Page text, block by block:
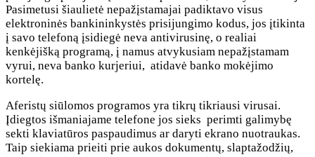
Pasimetusi šiaulietė nepažįstamajai padiktavo visus
elektroninės bankininkystės prisijungimo kodus, jos įtikinta
į savo telefoną įsidiegė neva antivirusinę, o realiai
kenkėjišką programą, į namus atvykusiam nepažįstamam
vyrui, neva banko kurjeriui, atidavė banko mokėjimo
kortelę.
Aferistų siūlomos programos yra tikrų tikriausi virusai.
Įdiegtos išmaniajame telefone jos sieks perimti galimybę
sekti klaviatūros paspaudimus ar daryti ekrano nuotraukas.
Taip siekiama prieiti prie aukos dokumentų, slaptažodžių,